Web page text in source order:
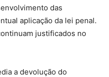
das
aplicação da lei penal.
justificados no
a devolução do